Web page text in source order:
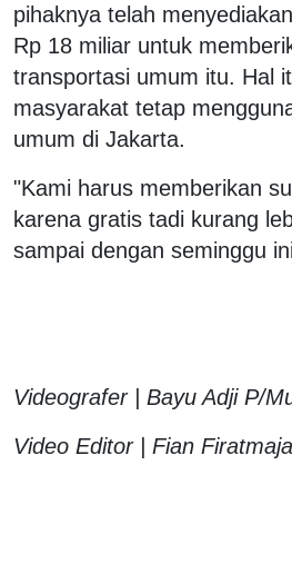
pihaknya telah
Rp 18 miliar untuk
transportasi umum itu. Hal
masyarakat tetap
umum di Jakarta.
"Kami harus memberikan
karena gratis tadi kurang
sampai dengan seminggu
Videografer | Bayu Adji P/
Video Editor | Fian Firatmaja